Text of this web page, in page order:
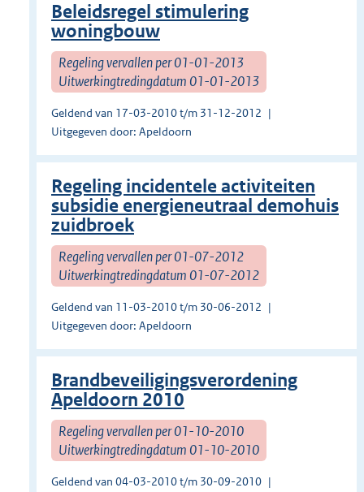
Beleidsregel stimulering
woningbouw
Regeling vervallen per 01-01-2013
Uitwerkingtredingdatum 01-01-2013
Geldend van 17-03-2010 t/m 31-12-2012
Uitgegeven door: Apeldoorn
Regeling incidentele activiteiten
subsidie energieneutraal demohuis
zuidbroek
Regeling vervallen per 01-07-2012
Uitwerkingtredingdatum 01-07-2012
Geldend van 11-03-2010 t/m 30-06-2012
Uitgegeven door: Apeldoorn
Brandbeveiligingsverordening
Apeldoorn 2010
Regeling vervallen per 01-10-2010
Uitwerkingtredingdatum 01-10-2010
Geldend van 04-03-2010 t/m 30-09-2010